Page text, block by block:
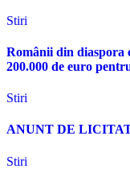
Stiri
Românii din diaspora
200.000 de euro
Stiri
ANUNT DE
Stiri